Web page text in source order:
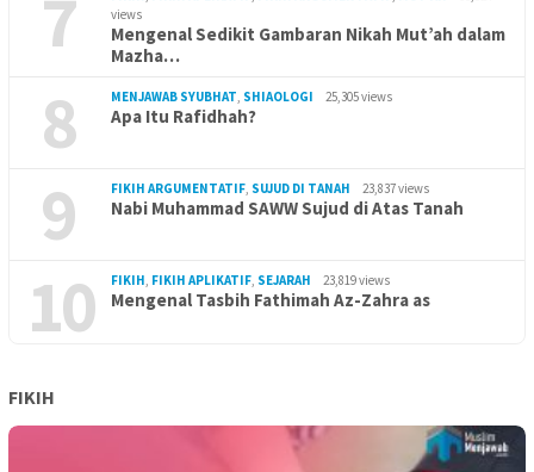
7
views
Mengenal Sedikit Gambaran Nikah Mut’ah dalam
Mazha…
8 MENJAWAB SYUBHAT, SHIAOLOGI 25,305 views
Apa Itu Rafidhah?
9 FIKIH ARGUMENTATIF, SUJUD DI TANAH 23,837 views
Nabi Muhammad SAWW Sujud di Atas Tanah
10 FIKIH, FIKIH APLIKATIF, SEJARAH 23,819 views
Mengenal Tasbih Fathimah Az-Zahra as
FIKIH